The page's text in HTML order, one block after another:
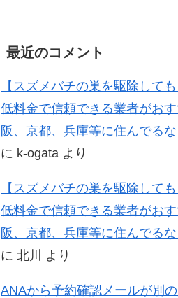
最近のコメント
【スズメバチの巣を駆除しても
低料金で信頼できる業者がお
阪、京都、兵庫等に住んでるな
に k-ogata より
【スズメバチの巣を駆除しても
低料金で信頼できる業者がお
阪、京都、兵庫等に住んでるな
に 北川 より
ANAから予約確認メールが別